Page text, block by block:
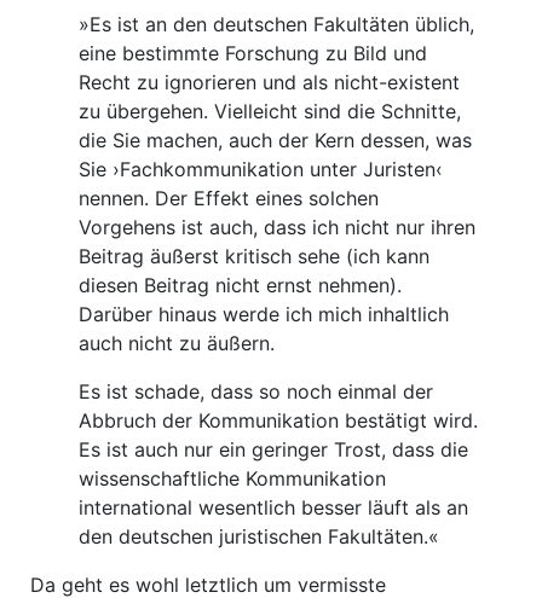
»Es ist an den deutschen Fakultäten üblich,
eine bestimmte Forschung zu Bild und
Recht zu ignorieren und als nicht-existent
zu übergehen. Vielleicht sind die Schnitte,
die Sie machen, auch der Kern dessen, was
Sie ›Fachkommunikation unter Juristen‹
nennen. Der Effekt eines solchen
Vorgehens ist auch, dass ich nicht nur ihren
Beitrag äußerst kritisch sehe (ich kann
diesen Beitrag nicht ernst nehmen).
Darüber hinaus werde ich mich inhaltlich
auch nicht zu äußern.
Es ist schade, dass so noch einmal der
Abbruch der Kommunikation bestätigt wird.
Es ist auch nur ein geringer Trost, dass die
wissenschaftliche Kommunikation
international wesentlich besser läuft als an
den deutschen juristischen Fakultäten.«
Da geht es wohl letztlich um vermisste